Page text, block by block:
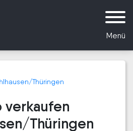
Menü
Thüringen
verkaufen
Thüringen